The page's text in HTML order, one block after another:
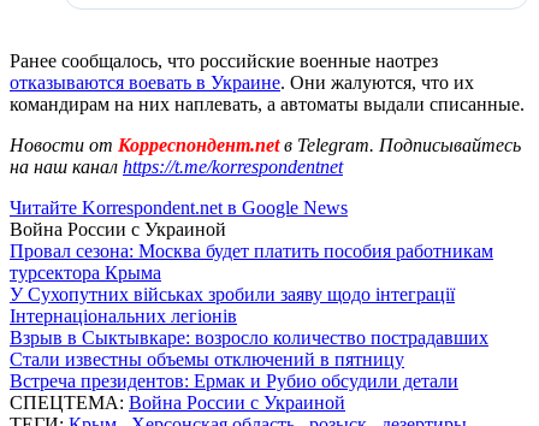
Ранее сообщалось, что российские военные наотрез
отказываются воевать в Украине. Они жалуются, что их
командирам на них наплевать, а автоматы выдали списанные.
Новости от Корреспондент.netв Telegram. Подписывайтесь
на наш канал https://t.me/korrespondentnet
Читайте Korrespondent.net в Google News
Война России с Украиной
Провал сезона: Москва будет платить пособия работникам
турсектора Крыма
У Сухопутних військах зробили заяву щодо інтеграції
Інтернаціональних легіонів
Взрыв в Сыктывкаре: возросло количество пострадавших
Стали известны объемы отключений в пятницу
Встреча президентов: Ермак и Рубио обсудили детали
СПЕЦТЕМА: Война России с Украиной